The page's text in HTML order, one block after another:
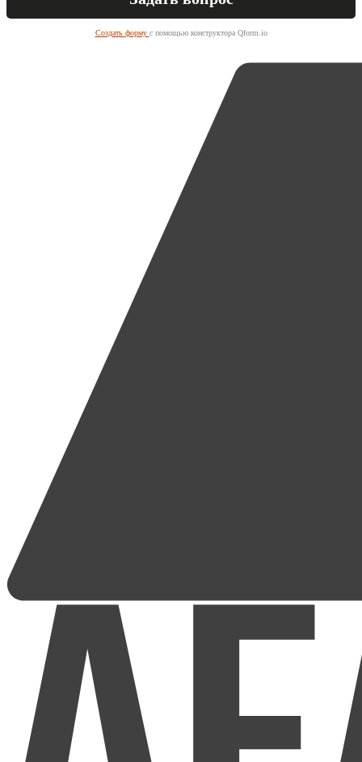
Создать форму с помощью конструктора Qform.io